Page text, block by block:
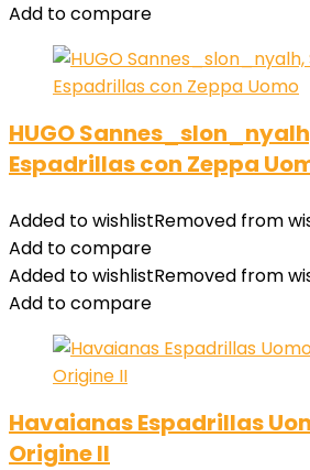
Add to compare
HUGO
Espadrillas con Zeppa
Added to wishlistRemoved from
Add to compare
Added to wishlistRemoved from
Add to compare
Havaianas Espadrillas
Origine II